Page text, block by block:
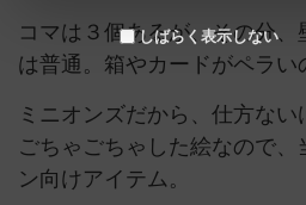
コマは３個あるが、その分
は普通。箱やカードがペラい
ミニオンズだから、仕方ない
ごちゃごちゃした絵なので
ン向けアイテム。
しばらく表示しない